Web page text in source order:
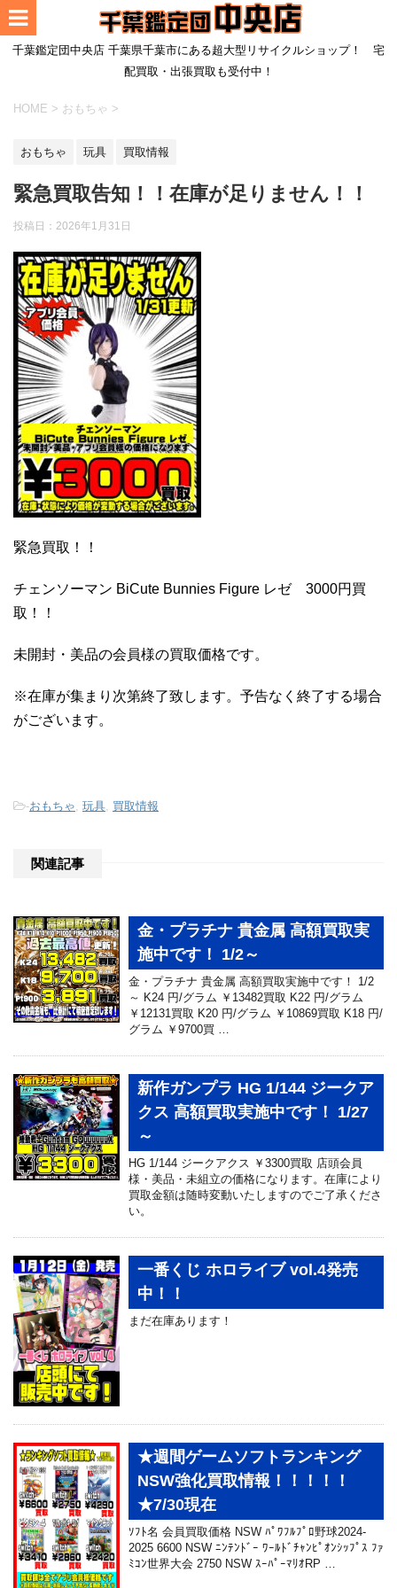
千葉鑑定団中央店 千葉県千葉市にある超大型リサイクルショップ！ 宅
配買取・出張買取も受付中！
HOME > おもちゃ >
おもちゃ 玩具 買取情報
緊急買取告知！！在庫が足りません！！
投稿日： 2026年1月31日
緊急買取！！
チェンソーマン BiCute Bunnies Figure レゼ 3000円買
取！！
未開封・美品の会員様の買取価格です。
※在庫が集まり次第終了致します。予告なく終了する場合
がございます。
-おもちゃ 玩具 買取情報
関連記事
金・プラチナ 貴金属 高額買取実
施中です！ 1/2～
金・プラチナ 貴金属 高額買取実施中です！ 1/2
～ K24 円/グラム ￥13482買取 K22 円/グラム
￥12131買取 K20 円/グラム ￥10869買取 K18 円/
グラム ￥9700買 …
新作ガンプラ HG 1/144 ジークア
クス 高額買取実施中です！ 1/27
～
HG 1/144 ジークアクス ￥3300買取 店頭会員
様・美品・未組立の価格になります。在庫により
買取金額は随時変動いたしますのでご了承くださ
い。
一番くじ ホロライブ vol.4発売
中！！
まだ在庫あります！
★週間ゲームソフトランキング
NSW強化買取情報！！！！！
★7/30現在
ｿﾌﾄ名 会員買取価格 NSW ﾊﾟﾜﾌﾙﾌﾟﾛ野球2024-
2025 6600 NSW ﾆﾝﾃﾝﾄﾞｰ ﾜｰﾙﾄﾞﾁｬﾝﾋﾟｵﾝｼｯﾌﾟｽ ﾌｧ
ﾐｺﾝ世界大会 2750 NSW ｽｰﾊﾟｰﾏﾘｵRP …